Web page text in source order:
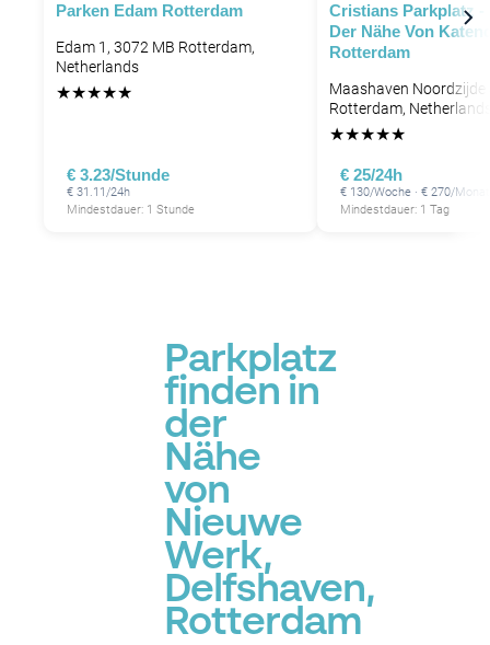
Parken Edam Rotterdam
Edam 1, 3072 MB Rotterdam,
Netherlands
★★★★★
€ 3.23/Stunde
€ 31.11/24h
Mindestdauer: 1 Stunde
Cristians Parkplatz -
Der Nähe Von
Rotterdam
Maashaven Noordzijde
Rotterdam,
★★★★★
€ 25/24h
€ 130/Woche · € 270/Monat
Mindestdauer: 1 Tag
Parkplatz
finden in
der
Nähe
von
Nieuwe
Werk,
Delfshaven,
Rotterdam